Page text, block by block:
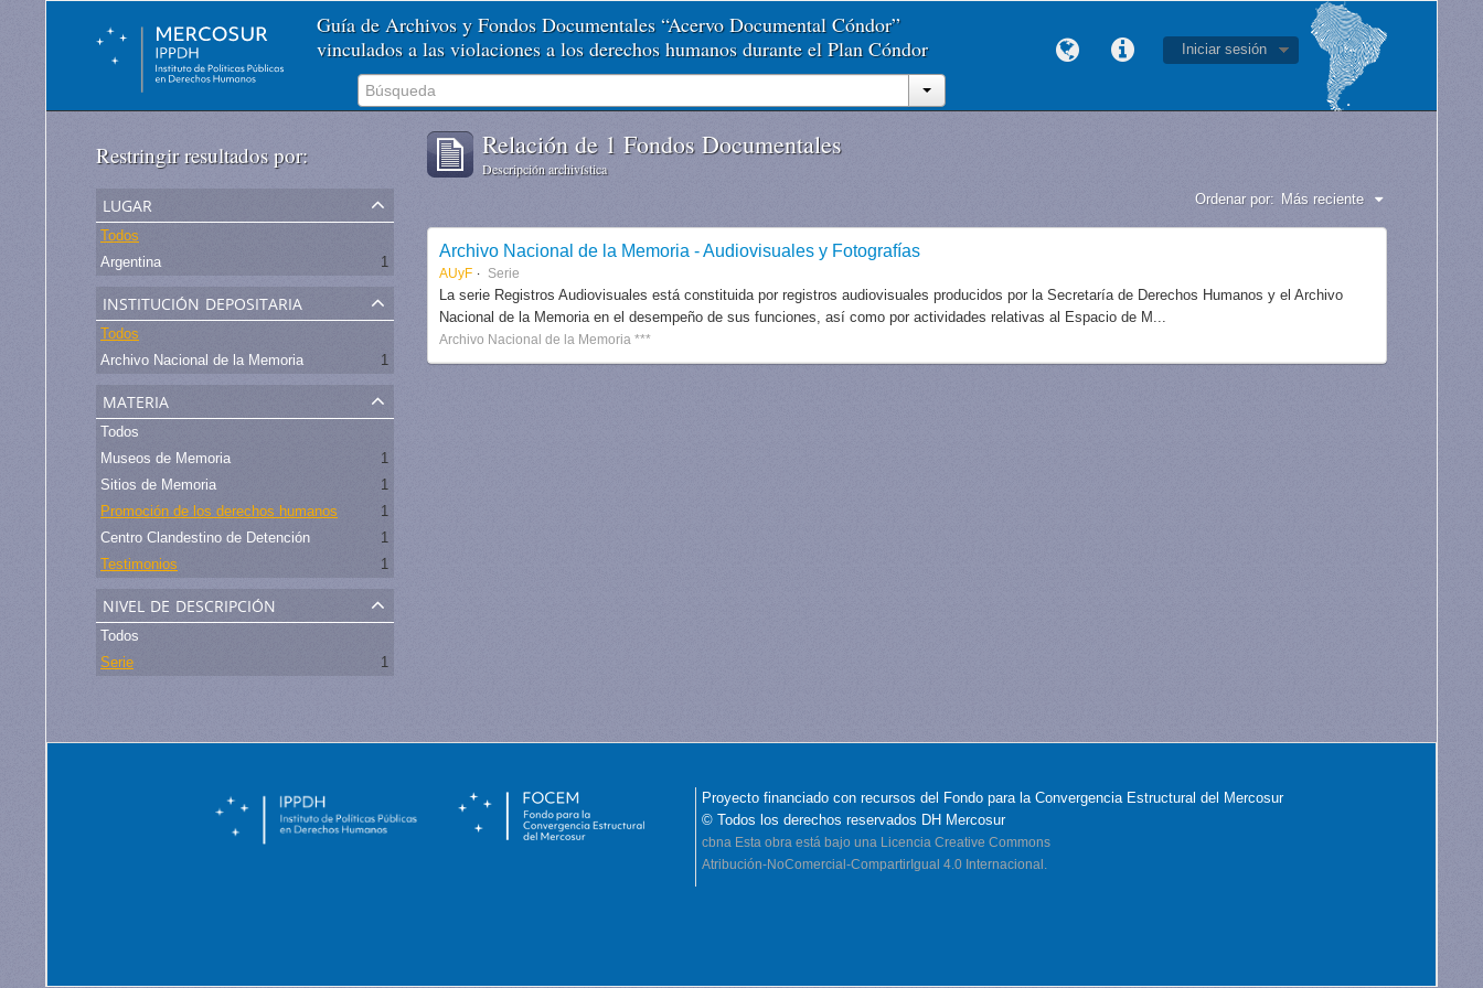
Guía de Archivos y Fondos Documentales “Acervo Documental Cóndor”
vinculados a las violaciones a los derechos humanos durante el Plan Cóndor
Iniciar sesión
Restringir resultados por:
lugar
Todos
Argentina
1
institución depositaria
Todos
Archivo Nacional de la Memoria
1
materia
Todos
Museos de Memoria
1
Sitios de Memoria
1
Promoción de los derechos humanos
1
Centro Clandestino de Detención
1
Testimonios
1
nivel de descripción
Todos
Serie
1
Relación de 1 Fondos Documentales
Descripción archivística
Ordenar por: Más reciente
Archivo Nacional de la Memoria - Audiovisuales y Fotografías
AUyF Serie
La serie Registros Audiovisuales está constituida por registros audiovisuales producidos por la Secretaría de Derechos Humanos y el Archivo
Nacional de la Memoria en el desempeño de sus funciones, así como por actividades relativas al Espacio de M...
Archivo Nacional de la Memoria ***
Proyecto financiado con recursos del Fondo para la Convergencia Estructural del Mercosur
© Todos los derechos reservados DH Mercosur
cbna Esta obra está bajo una Licencia Creative Commons
Atribución-NoComercial-CompartirIgual 4.0 Internacional.